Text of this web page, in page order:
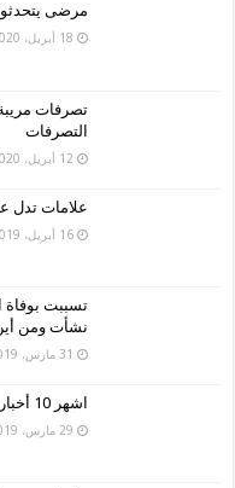
مرضى
18 أبريل، 2020
تصرفات
التصرفات
12 أبريل، 2020
علامات تدل
16 أبريل، 2019
تسببت بوفاة
نشأت ومن
31 مارس، 2019
اشهر 10 أخبار غير صحيحه تم تداولها في 2018 !
29 مارس، 2019